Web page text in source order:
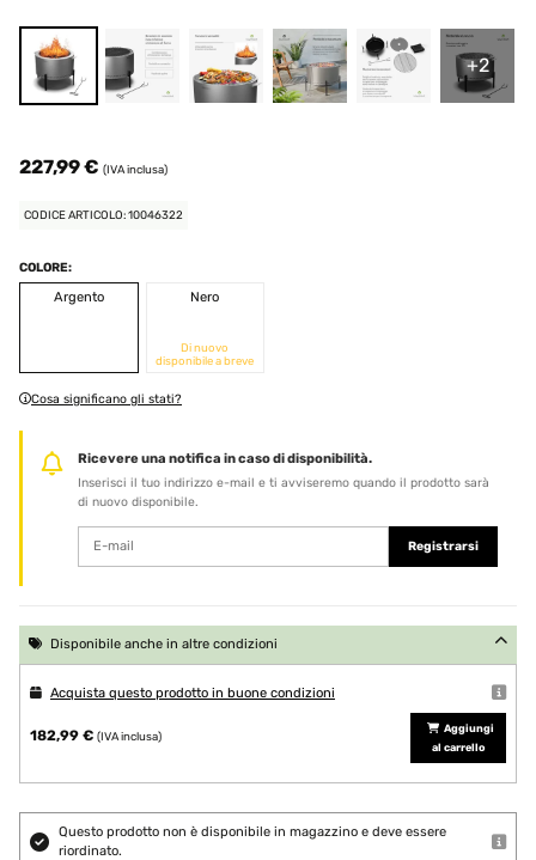
+2
227,99 € (IVA inclusa)
CODICE ARTICOLO: 10046322
COLORE:
Argento
Nero
Di nuovo
disponibile a breve
Cosa significano gli stati?
Ricevere una notifica in caso di disponibilità.
Inserisci il tuo indirizzo e-mail e ti avviseremo quando il prodotto sarà
di nuovo disponibile.
Registrarsi
Disponibile anche in altre condizioni
Acquista questo prodotto in buone condizioni
182,99 € (IVA inclusa)
Aggiungi
al carrello
Questo prodotto non è disponibile in magazzino e deve essere
riordinato.